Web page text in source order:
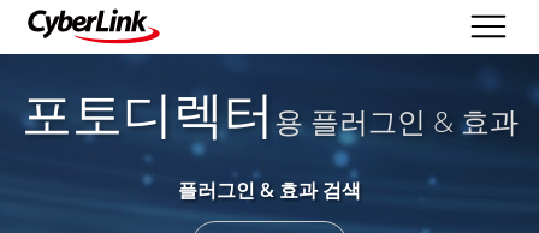
포토디렉터 용 플러그인 & 효과
플러그인 & 효과 검색